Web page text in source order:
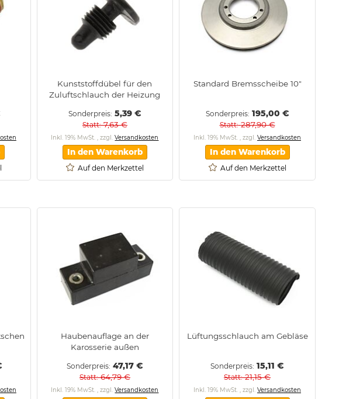
Kunststoffdübel für den
Zuluftschlauch der Heizung
Sonderpreis 5,39 €
Statt 7,63 €
Inkl. 19% MwSt. ,zzgl.Versandkosten
In den Warenkorb
Auf den Merkzettel
Standard Bremsscheibe 10"
Sonderpreis 195,00 €
Statt 287,90 €
Inkl. 19% MwSt. zzgl. Versandkosten
In den Warenkorb
Auf den Merkzettel
Haubenauflage an der
Karosserie außen
Sonderpreis 47,17 €
Statt 64,79 €
Inkl. 19% MwSt.,zzgl.Versandkosten
Lüftungsschlauch am Gebläse
Sonderpreis 15,11 €
Statt 21,15 €
Inkl. 19% MwSt. , zzgl. Versandkosten